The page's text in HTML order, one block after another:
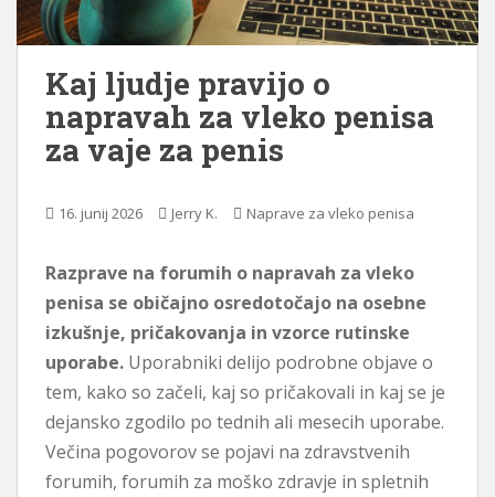
Kaj ljudje pravijo o
napravah za vleko penisa
za vaje za penis
16. junij 2026 Jerry K. Naprave za vleko penisa
Razprave na forumih o napravah za vleko
penisa se običajno osredotočajo na osebne
izkušnje, pričakovanja in vzorce rutinske
uporabe. Uporabniki delijo podrobne objave o
tem, kako so začeli, kaj so pričakovali in kaj se je
dejansko zgodilo po tednih ali mesecih uporabe.
Večina pogovorov se pojavi na zdravstvenih
forumih, forumih za moško zdravje in spletnih